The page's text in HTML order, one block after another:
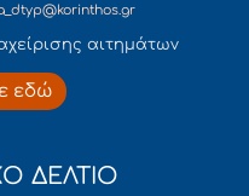
αιτημάτων
εδώ
ΔΕΛΤΙΟ